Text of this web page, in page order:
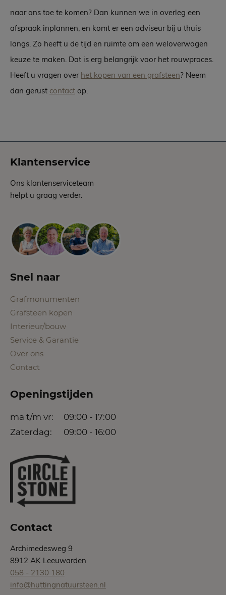
naar ons toe te komen? Dan kunnen we in overleg een
afspraak inplannen, en komt er een adviseur bij u thuis
langs. Zo heeft u de tijd en ruimte om een weloverwogen
keuze te maken. Dat is erg belangrijk voor het rouwproces.
Heeft u vragen over het kopen van een grafsteen? Neem
dan gerust contact op.
Klantenservice
Ons klantenserviceteam
helpt u graag verder.
Snel naar
Grafmonumenten
Grafsteen kopen
Interieur/bouw
Service & Garantie
Over ons
Contact
Openingstijden
ma t/m vr:
09:00 - 17:00
Zaterdag:
09:00 - 16:00
Contact
Archimedesweg 9
8912 AK Leeuwarden
058 - 2130 180
info@huttingnatuursteen.nl